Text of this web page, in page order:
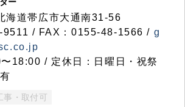
道帯広市大通南31-56
/ FAX：0155-48-1566 / g
18:00 / 定休日：日曜日・祝祭
事・取付可